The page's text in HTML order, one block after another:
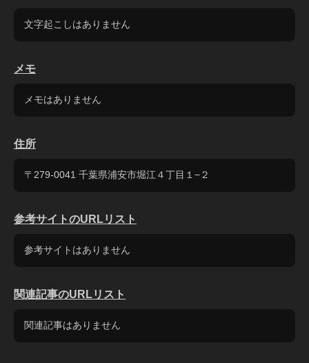
文字起こしはありません
メモ
メモはありません
住所
〒279-0041 千葉県浦安市堀江４丁目１−２
参考サイトのURLリスト
参考サイトはありません
関連記事のURLリスト
関連記事はありません